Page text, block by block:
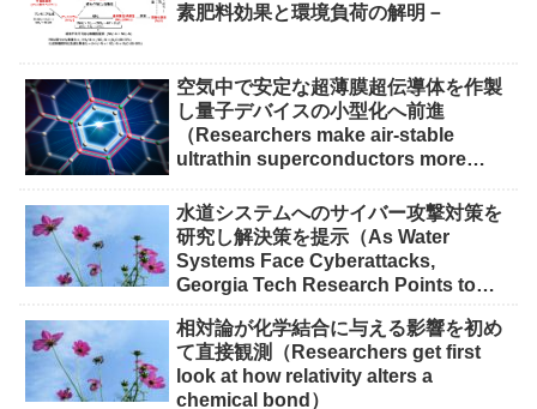
素肥料効果と環境負荷の解明－
空気中で安定な超薄膜超伝導体を作製
し量子デバイスの小型化へ前進
（Researchers make air-stable
ultrathin superconductors more
水道システムへのサイバー攻撃対策を
研究し解決策を提示（As Water
Systems Face Cyberattacks,
Georgia Tech Research Points to
相対論が化学結合に与える影響を初め
て直接観測（Researchers get first
look at how relativity alters a
chemical bond）